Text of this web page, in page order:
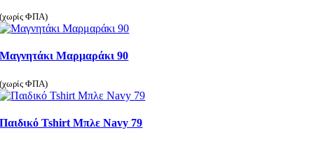
(χωρίς ΦΠΑ)
Μαγνητάκι Μαρμαράκι 90
(χωρίς ΦΠΑ)
Παιδικό Tshirt Μπλε Navy 79